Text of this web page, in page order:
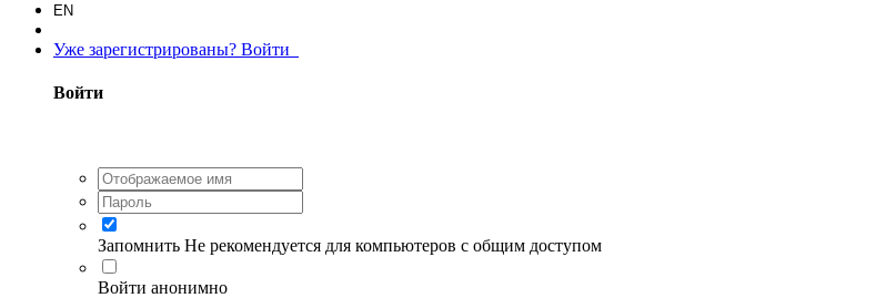
EN
Уже зарегистрированы? Войти
Войти
Запомнить Не рекомендуется для компьютеров с общим доступом
Войти анонимно